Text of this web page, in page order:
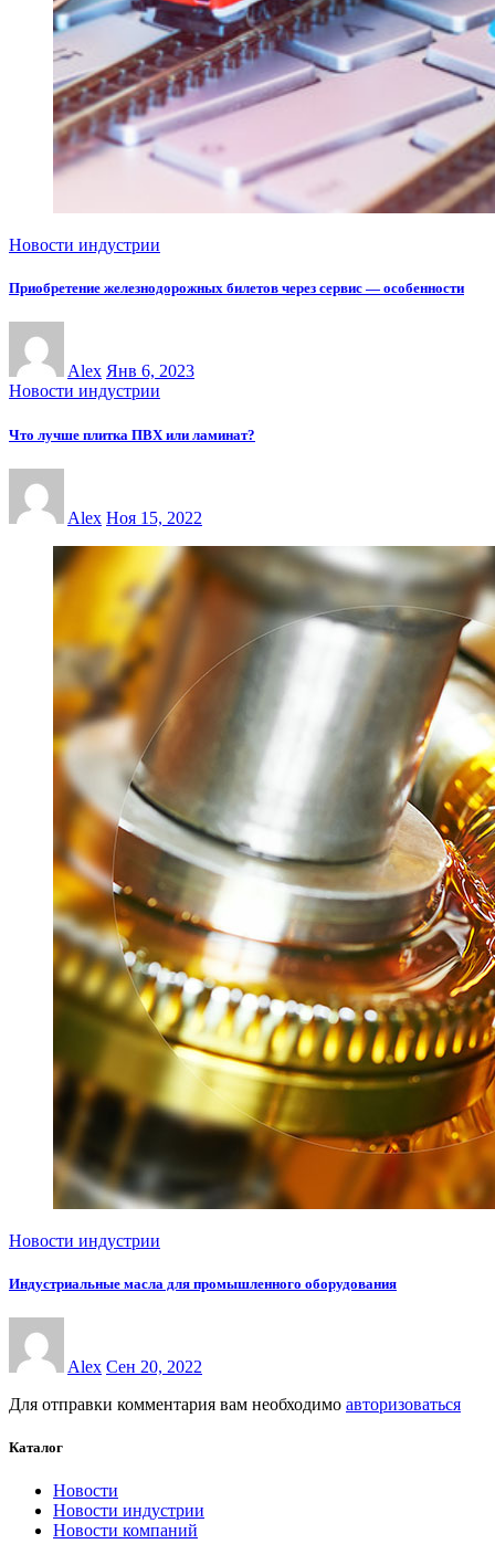
Новости индустрии
Приобретение железнодорожных билетов через сервис — особенности
Alex Янв 6, 2023
Новости индустрии
Что лучше плитка ПВХ или ламинат?
Alex Ноя 15, 2022
Новости индустрии
Индустриальные масла для промышленного оборудования
Alex Сен 20, 2022
Для отправки комментария вам необходимо авторизоваться
Каталог
Новости
Новости индустрии
Новости компаний